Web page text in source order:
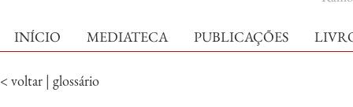
INÍCIO MEDIATECA PUBLICAÇÕES
< voltar | glossário